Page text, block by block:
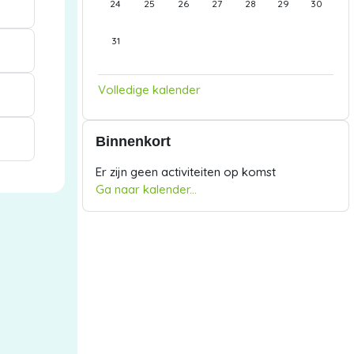
24 25 26 27 28 29 30
Geen evenementen, maandag 31 augustus
31
Volledige kalender
Binnenkort overslaan
Binnenkort
Er zijn geen activiteiten op komst
Ga naar kalender...